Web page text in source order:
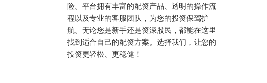
险。平台拥有丰富的配资产品、透明的操作流
程以及专业的客服团队，为您的投资保驾护
航。无论您是新手还是资深股民，都能在这里
找到适合自己的配资方案。选择我们，让您的
投资更轻松、更稳健！